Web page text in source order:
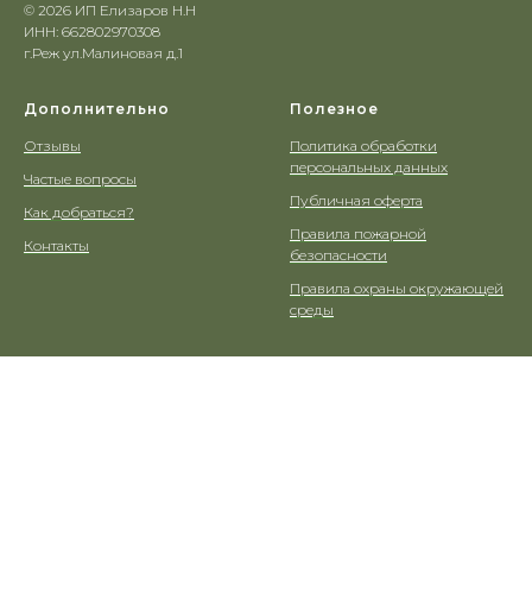
© 2026 ИП Елизаров Н.Н
ИНН: 662802970308
г.Реж ул.Малиновая д.1
Дополнительно
Отзывы
Частые вопросы
Как добраться?
Контакты
Полезное
Политика обработки
персональных данных
Публичная оферта
Правила пожарной
безопасности
Правила охраны окружающей
среды